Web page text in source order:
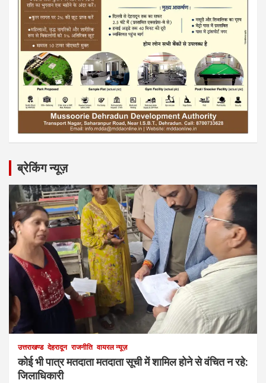
ब्रेकिंग न्यूज़
उत्तराखण्ड देहरादून राजनीति वायरल न्यूज़
कोई भी पात्र मतदाता मतदाता सूची में शामिल होने से वंचित न रहे:
जिलाधिकारी